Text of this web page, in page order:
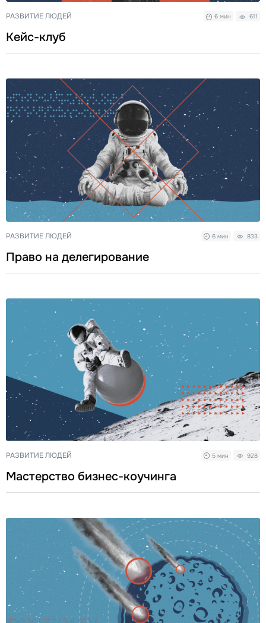
РАЗВИТИЕ ЛЮДЕЙ 6 мин 611
Кейс-клуб
РАЗВИТИЕ ЛЮДЕЙ 6 мин 833
Право на делегирование
РАЗВИТИЕ ЛЮДЕЙ 5 мин 928
Мастерство бизнес-коучинга